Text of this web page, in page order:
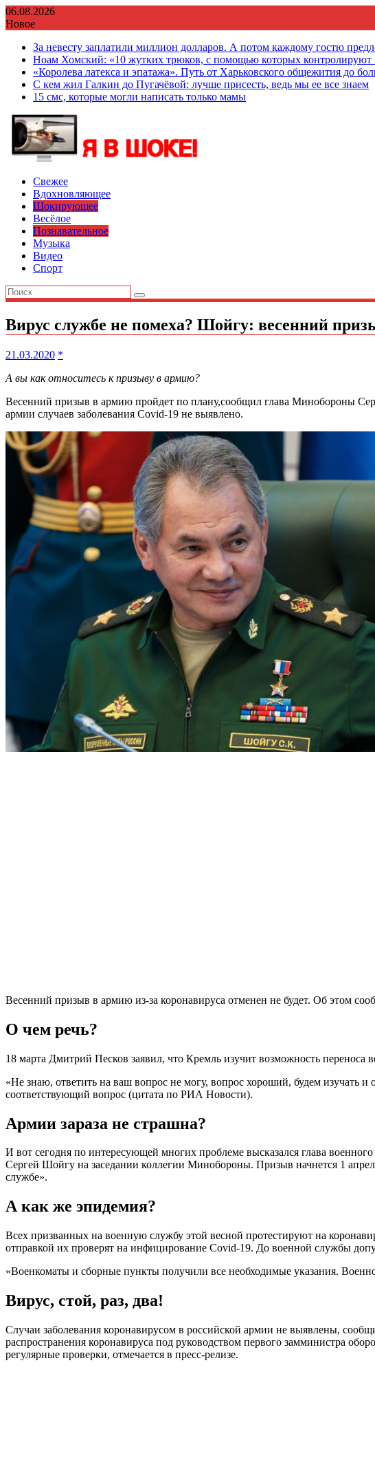
Перейти
к
06.08.2026
Новое
За невесту заплатили миллион долларов. А потом каждому гостю
Ноам Хомский: «10 жутких трюков, с помощью которых контролируют
«Королева латекса и эпатажа». Путь от Харьковского общежития до
С кем жил Галкин до Пугачёвой: лучше присесть, ведь мы ее все знаем
15 смс, которые могли написать только мамы
Свежее
Вдохновляющее
Шокирующее
Весёлое
Познавательное
Музыка
Видео
Спорт
Вирус службе не помеха? Шойгу: весенний
21.03.2020 *
А вы как относитесь к призыву в армию?
Весенний призыв в армию пройдет по плану,сообщил глава Минобороны
армии случаев заболевания Covid-19 не выявлено.
Весенний призыв в армию из-за коронавируса отменен не будет. Об этом
О чем речь?
18 марта Дмитрий Песков заявил, что Кремль изучит возможность
«Не знаю, ответить на ваш вопрос не могу, вопрос хороший, будем изучать
соответствующий вопрос (цитата по РИА Новости).
Армии зараза не страшна?
И вот сегодня по интересующей многих проблеме высказался глава
Сергей Шойгу на заседании коллегии Минобороны. Призыв начнется 1
службе».
А как же эпидемия?
Всех призванных на военную службу этой весной протестируют на
отправкой их проверят на инфицирование Covid-19. До военной службы
«Военкоматы и сборные пункты получили все необходимые указания.
Вирус, стой, раз, два!
Случаи заболевания коронавирусом в российской армии не выявлены,
распространения коронавируса под руководством первого замминистра
регулярные проверки, отмечается в пресс-релизе.